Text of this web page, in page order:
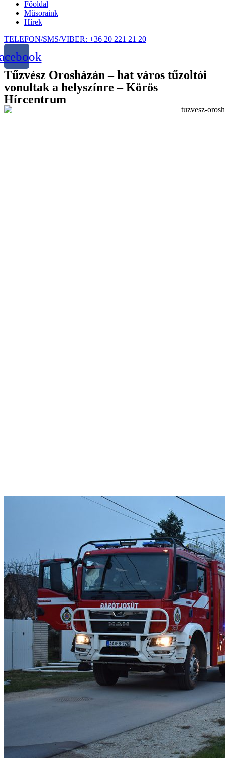
Főoldal
Műsoraink
Hírek
TELEFON/SMS/VIBER: +36 20 221 21 20
Tűzvész Orosházán – hat város tűzoltói
vonultak a helyszínre – Körös
Hírcentrum